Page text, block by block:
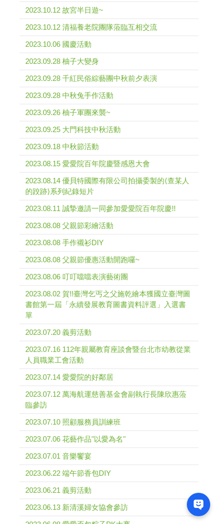
2023.10.12 故宮半日遊~
2023.10.12 清福養老院團隊蒞臨互相交流
2023.10.06 國慶活動
2023.09.28 柚子大變身
2023.09.28 千紅民俗綜藝團中秋前夕表演
2023.09.28 中秋兔手作活動
2023.09.26 柚子軍團來襲~
2023.09.25 大門科技中秋活動
2023.09.18 中秋節活動
2023.08.15 愛愛院百年院慶暨感恩大會
2023.08.14 優貝特國際有限公司拍攝委製的⟨查某人
的跤跡⟩系列紀錄短片
2023.08.11 誠摯邀請一同參加愛愛院百年院慶!!
2023.08.08 父親節彩繪活動
2023.08.08 手作襯衫DIY
2023.08.08 父親節優惠活動開跑囉~
2023.08.06 叮叮噹噹表演藝術團
2023.08.02 賀!!臺灣乞丐之父施乾繪本獲國立臺灣圖
書館第一屆「永續發展教育圖書資料評選」入選書
單
2023.07.20 義剪活動
2023.07.16 112年親屬教育座談會暨台北市幼教從業
人員職業工會活動
2023.07.14 愛愛院的好鄰居
2023.07.12 萬海航運慈善基金會副執行長陳欣惠蒞
臨參訪
2023.07.10 照顧服務員訓練班
2023.07.06 花藝作品"以愛為名"
2023.07.01 音樂饗宴
2023.06.22 端午節香包DIY
2023.06.21 義剪活動
2023.06.13 新清溪婦女協會參訪